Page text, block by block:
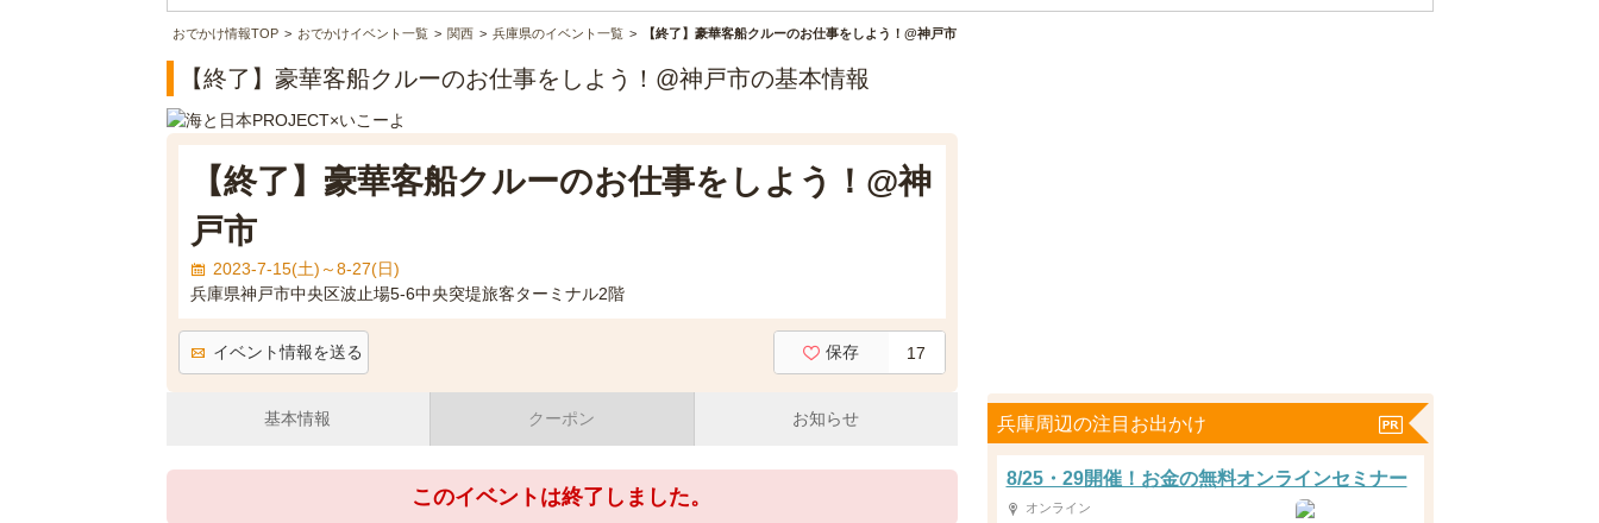
おでかけ情報TOP おでかけイベント一覧 関西 兵庫県のイベント一覧 【終了】豪華客船クルーのお仕事をしよう！@神戸市
【終了】豪華客船クルーのお仕事をしよう！@神戸市の基本情報
【終了】豪華客船クルーのお仕事をしよう！@神
戸市
2023-7-15(土)～8-27(日)
兵庫県神戸市中央区波止場5‐6中央突堤旅客ターミナル2階
イベント情報を送る 保存 17
基本情報 クーポン お知らせ
このイベントは終了しました。
兵庫周辺の注目お出かけ
8/25・29開催！お金の無料オンラインセミナー
オンライン